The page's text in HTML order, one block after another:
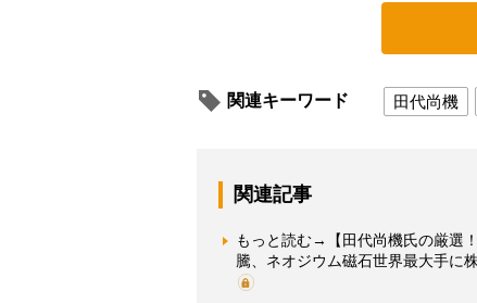
関連キーワード 田代尚機
関連記事
もっと読む→【田代尚機氏の厳選
騰、ネオジウム磁石世界最大手に